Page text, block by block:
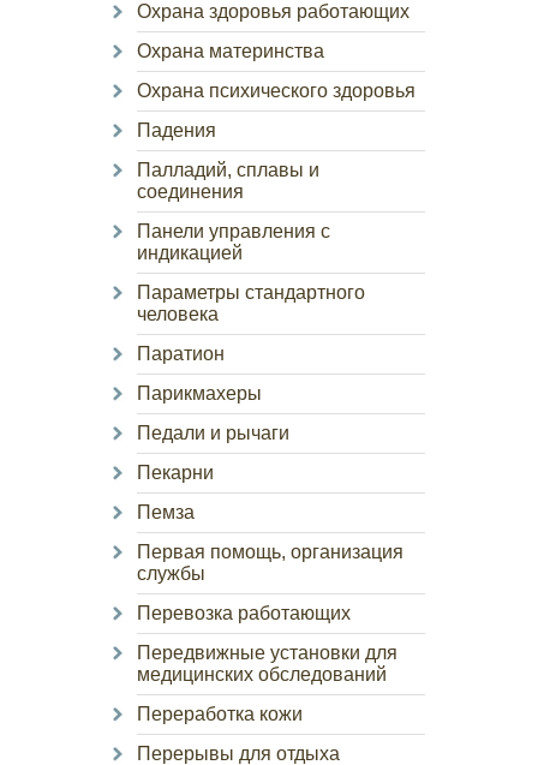
Охрана здоровья работающих
Охрана материнства
Охрана психического здоровья
Падения
Палладий, сплавы и
соединения
Панели управления с
индикацией
Параметры стандартного
человека
Паратион
Парикмахеры
Педали и рычаги
Пекарни
Пемза
Первая помощь, организация
службы
Перевозка работающих
Передвижные установки для
медицинских обследований
Переработка кожи
Перерывы для отдыха